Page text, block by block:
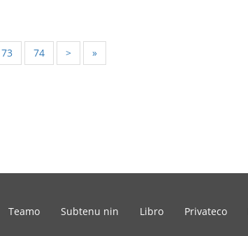
73 74 > »
Teamo Subtenu nin Libro Privateco